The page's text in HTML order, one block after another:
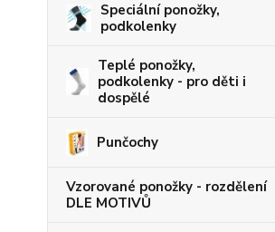
Speciální ponožky,
podkolenky
Teplé ponožky,
podkolenky - pro děti i
dospělé
Punčochy
Vzorované ponožky - rozdělení
DLE MOTIVŮ